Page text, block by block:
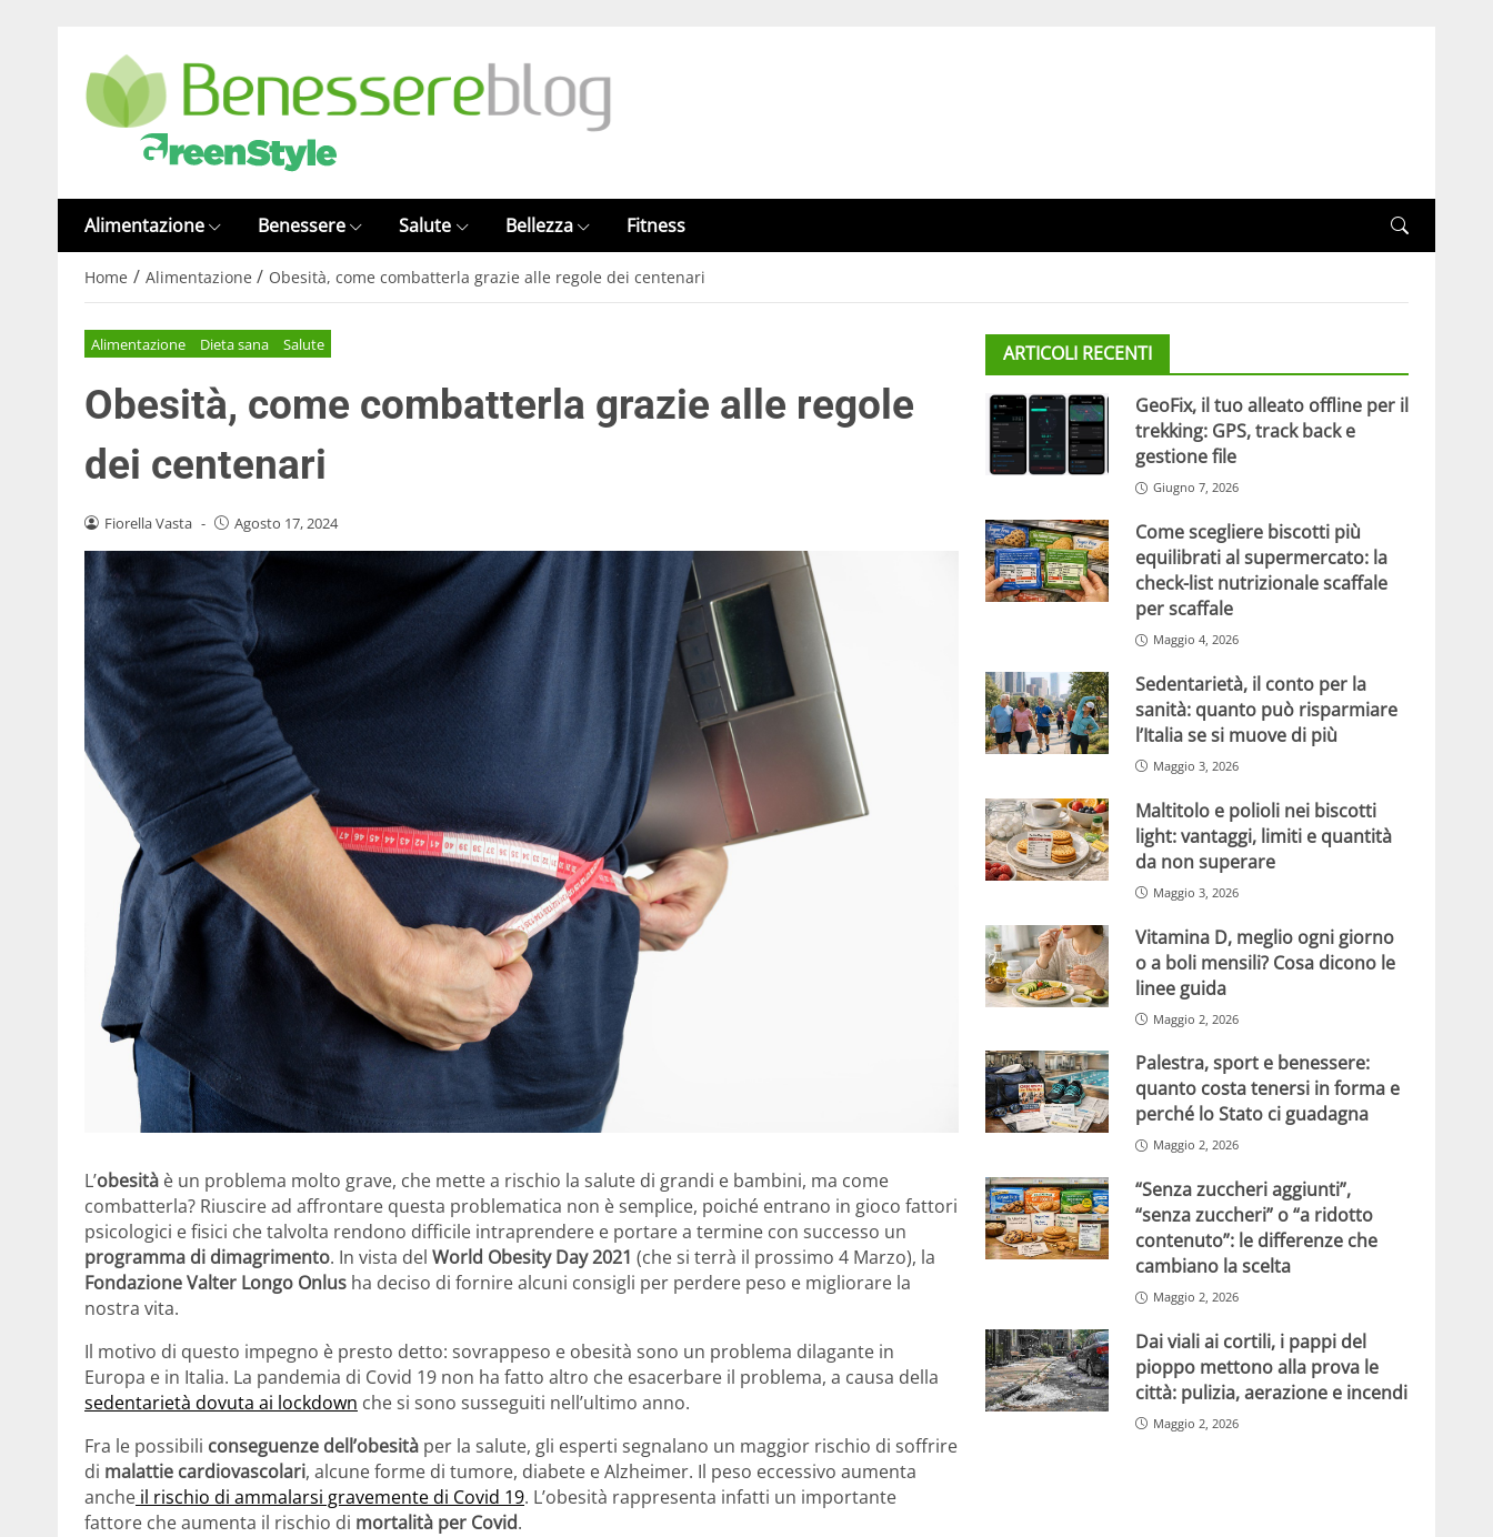
Alimentazione Benessere Salute Bellezza Fitness
Home / Alimentazione / Obesità, come combatterla grazie alle regole dei centenari
Alimentazione Dieta sana Salute
Obesità, come combatterla grazie alle regole
dei centenari
Fiorella Vasta - Agosto 17, 2024
L’obesità è un problema molto grave, che mette a rischio la salute di grandi e bambini, ma come
combatterla? Riuscire ad affrontare questa problematica non è semplice, poiché entrano in gioco fattori
psicologici e fisici che talvolta rendono difficile intraprendere e portare a termine con successo un
programma di dimagrimento. In vista del World Obesity Day 2021 (che si terrà il prossimo 4 Marzo), la
Fondazione Valter Longo Onlus ha deciso di fornire alcuni consigli per perdere peso e migliorare la
nostra vita.
Il motivo di questo impegno è presto detto: sovrappeso e obesità sono un problema dilagante in
Europa e in Italia. La pandemia di Covid 19 non ha fatto altro che esacerbare il problema, a causa della
sedentarietà dovuta ai lockdown che si sono susseguiti nell’ultimo anno.
Fra le possibili conseguenze dell’obesità per la salute, gli esperti segnalano un maggior rischio di soffrire
di malattie cardiovascolari, alcune forme di tumore, diabete e Alzheimer. Il peso eccessivo aumenta
anche il rischio di ammalarsi gravemente di Covid 19. L’obesità rappresenta infatti un importante
fattore che aumenta il rischio di mortalità per Covid.
ARTICOLI RECENTI
GeoFix, il tuo alleato offline per il
trekking: GPS, track back e
gestione file
Giugno 7, 2026
Come scegliere biscotti più
equilibrati al supermercato: la
check-list nutrizionale scaffale
per scaffale
Maggio 4, 2026
Sedentarietà, il conto per la
sanità: quanto può risparmiare
l’Italia se si muove di più
Maggio 3, 2026
Maltitolo e polioli nei biscotti
light: vantaggi, limiti e quantità
da non superare
Maggio 3, 2026
Vitamina D, meglio ogni giorno
o a boli mensili? Cosa dicono le
linee guida
Maggio 2, 2026
Palestra, sport e benessere:
quanto costa tenersi in forma e
perché lo Stato ci guadagna
Maggio 2, 2026
“Senza zuccheri aggiunti”,
“senza zuccheri” o “a ridotto
contenuto”: le differenze che
cambiano la scelta
Maggio 2, 2026
Dai viali ai cortili, i pappi del
pioppo mettono alla prova le
città: pulizia, aerazione e incendi
Maggio 2, 2026